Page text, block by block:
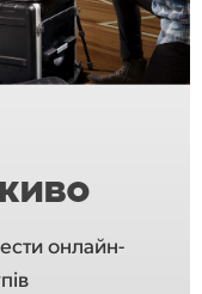
онлайн-